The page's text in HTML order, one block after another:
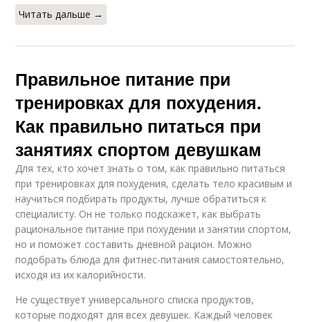
Читать дальше →
Правильное питание при
тренировках для похудения.
Как правильно питаться при
занятиях спортом девушкам
Для тех, кто хочет знать о том, как правильно питаться
при тренировках для похудения, сделать тело красивым и
научиться подбирать продукты, лучше обратиться к
специалисту. Он не только подскажет, как выбрать
рациональное питание при похудении и занятии спортом,
но и поможет составить дневной рацион. Можно
подобрать блюда для фитнес-питания самостоятельно,
исходя из их калорийности.
Не существует универсального списка продуктов,
которые подходят для всех девушек. Каждый человек